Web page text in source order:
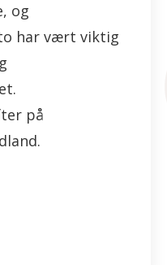
og
har vært viktig
på